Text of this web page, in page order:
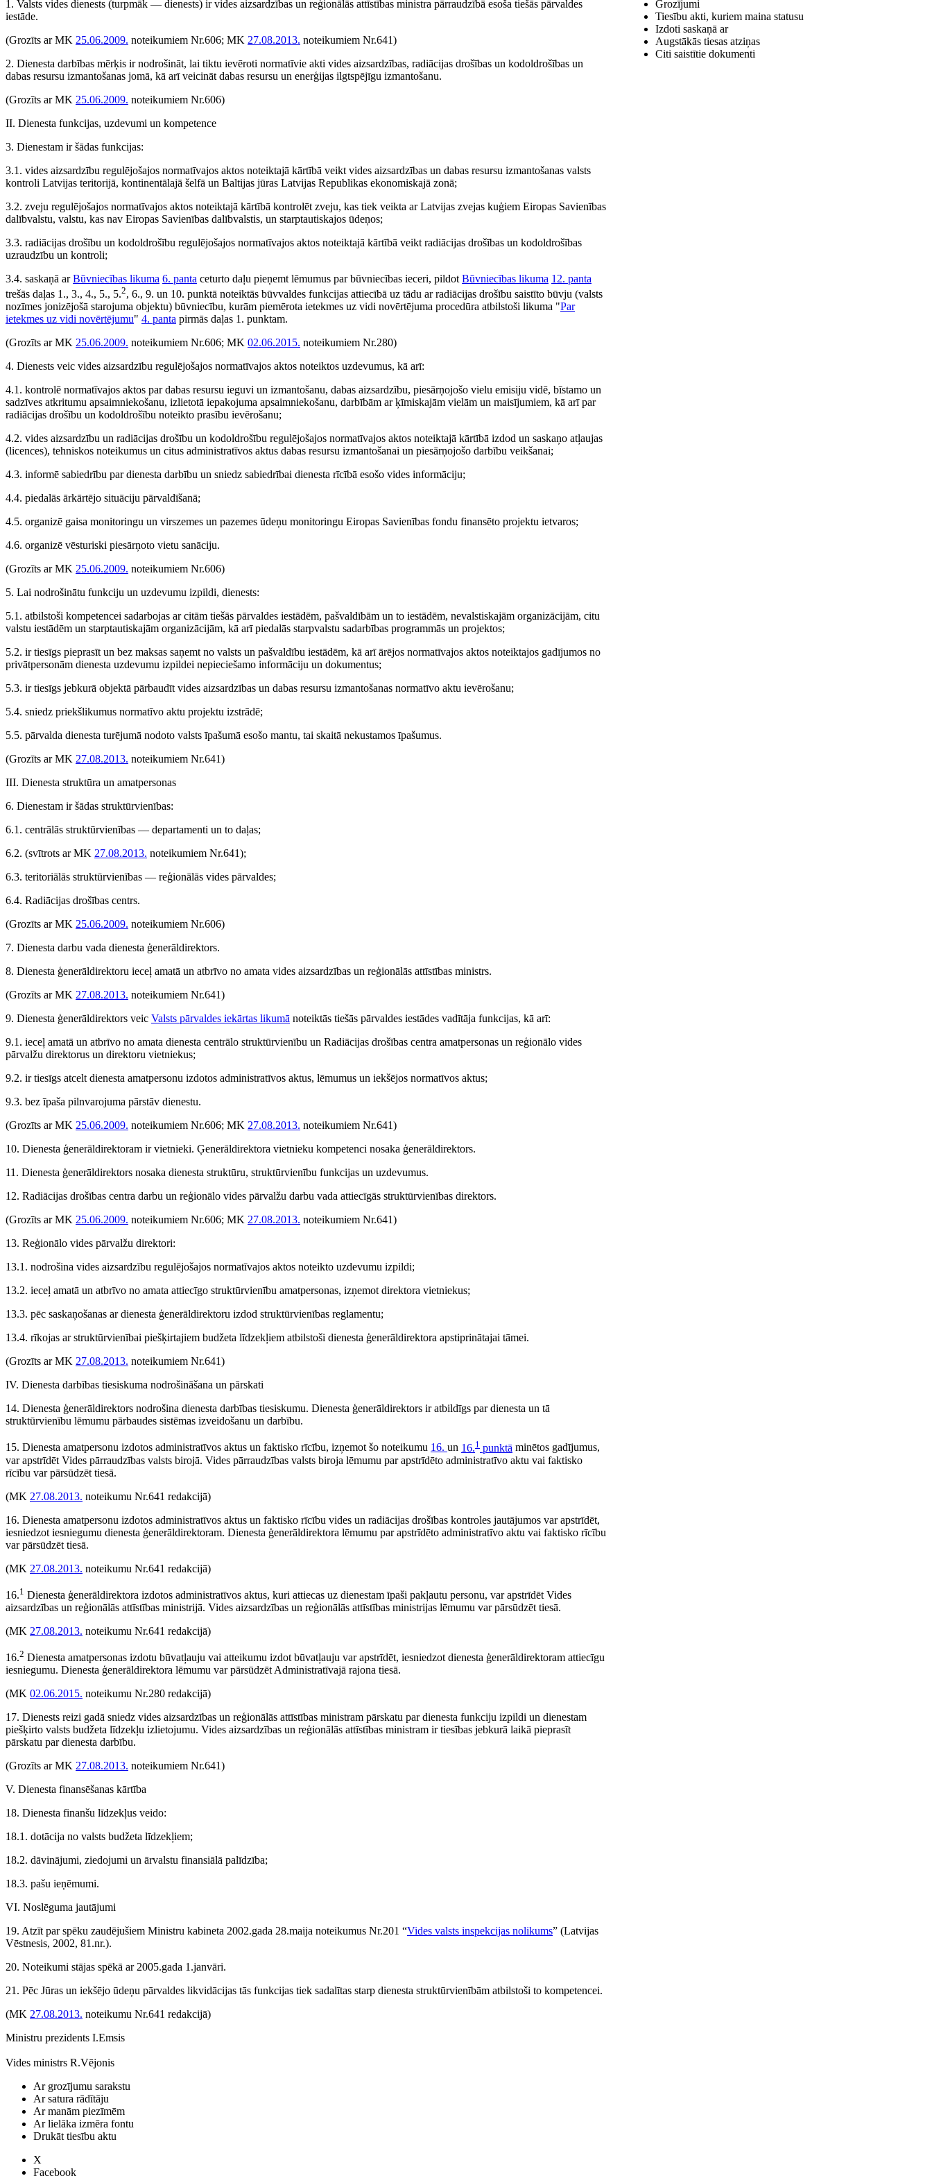
1. Valsts vides dienests (turpmāk — dienests) ir vides aizsardzības un reģionālās attīstības ministra pārraudzībā esoša tiešās pārvaldes
iestāde.
(Grozīts ar MK 25.06.2009. noteikumiem Nr.606; MK 27.08.2013. noteikumiem Nr.641)
2. Dienesta darbības mērķis ir nodrošināt, lai tiktu ievēroti normatīvie akti vides aizsardzības, radiācijas drošības un kodoldrošības un
dabas resursu izmantošanas jomā, kā arī veicināt dabas resursu un enerģijas ilgtspējīgu izmantošanu.
(Grozīts ar MK 25.06.2009. noteikumiem Nr.606)
II. Dienesta funkcijas, uzdevumi un kompetence
3. Dienestam ir šādas funkcijas:
3.1. vides aizsardzību regulējošajos normatīvajos aktos noteiktajā kārtībā veikt vides aizsardzības un dabas resursu izmantošanas valsts
kontroli Latvijas teritorijā, kontinentālajā šelfā un Baltijas jūras Latvijas Republikas ekonomiskajā zonā;
3.2. zveju regulējošajos normatīvajos aktos noteiktajā kārtībā kontrolēt zveju, kas tiek veikta ar Latvijas zvejas kuģiem Eiropas Savienības
dalībvalstu, valstu, kas nav Eiropas Savienības dalībvalstis, un starptautiskajos ūdeņos;
3.3. radiācijas drošību un kodoldrošību regulējošajos normatīvajos aktos noteiktajā kārtībā veikt radiācijas drošības un kodoldrošības
uzraudzību un kontroli;
3.4. saskaņā arBūvniecības likuma 6. panta ceturto daļu pieņemt lēmumus par būvniecības ieceri, pildot Būvniecības likuma 12. panta
trešās daļas 1., 3., 4., 5., 5.2, 6., 9. un 10. punktā noteiktās būvvaldes funkcijas attiecībā uz tādu ar radiācijas drošību saistīto būvju (valsts
nozīmes jonizējošā starojuma objektu) būvniecību, kurām piemērota ietekmes uz vidi novērtējuma procedūra atbilstoši likuma "Par
ietekmes uz vidi novērtējumu" 4. panta pirmās daļas 1. punktam.
(Grozīts ar MK 25.06.2009. noteikumiem Nr.606; MK 02.06.2015. noteikumiem Nr.280)
4. Dienests veic vides aizsardzību regulējošajos normatīvajos aktos noteiktos uzdevumus, kā arī:
4.1. kontrolē normatīvajos aktos par dabas resursu ieguvi un izmantošanu, dabas aizsardzību, piesārņojošo vielu emisiju vidē, bīstamo un
sadzīves atkritumu apsaimniekošanu, izlietotā iepakojuma apsaimniekošanu, darbībām ar ķīmiskajām vielām un maisījumiem, kā arī par
radiācijas drošību un kodoldrošību noteikto prasību ievērošanu;
4.2. vides aizsardzību un radiācijas drošību un kodoldrošību regulējošajos normatīvajos aktos noteiktajā kārtībā izdod un saskaņo atļaujas
(licences), tehniskos noteikumus un citus administratīvos aktus dabas resursu izmantošanai un piesārņojošo darbību veikšanai;
4.3. informē sabiedrību par dienesta darbību un sniedz sabiedrībai dienesta rīcībā esošo vides informāciju;
4.4. piedalās ārkārtējo situāciju pārvaldīšanā;
4.5. organizē gaisa monitoringu un virszemes un pazemes ūdeņu monitoringu Eiropas Savienības fondu finansēto projektu ietvaros;
4.6. organizē vēsturiski piesārņoto vietu sanāciju.
(Grozīts ar MK 25.06.2009. noteikumiem Nr.606)
5. Lai nodrošinātu funkciju un uzdevumu izpildi, dienests:
5.1. atbilstoši kompetencei sadarbojas ar citām tiešās pārvaldes iestādēm, pašvaldībām un to iestādēm, nevalstiskajām organizācijām, citu
valstu iestādēm un starptautiskajām organizācijām, kā arī piedalās starpvalstu sadarbības programmās un projektos;
5.2. ir tiesīgs pieprasīt un bez maksas saņemt no valsts un pašvaldību iestādēm, kā arī ārējos normatīvajos aktos noteiktajos gadījumos no
privātpersonām dienesta uzdevumu izpildei nepieciešamo informāciju un dokumentus;
5.3. ir tiesīgs jebkurā objektā pārbaudīt vides aizsardzības un dabas resursu izmantošanas normatīvo aktu ievērošanu;
5.4. sniedz priekšlikumus normatīvo aktu projektu izstrādē;
5.5. pārvalda dienesta turējumā nodoto valsts īpašumā esošo mantu, tai skaitā nekustamos īpašumus.
(Grozīts ar MK 27.08.2013. noteikumiem Nr.641)
III. Dienesta struktūra un amatpersonas
6. Dienestam ir šādas struktūrvienības:
6.1. centrālās struktūrvienības — departamenti un to daļas;
6.2. (svītrots ar MK 27.08.2013. noteikumiem Nr.641);
6.3. teritoriālās struktūrvienības — reģionālās vides pārvaldes;
6.4. Radiācijas drošības centrs.
(Grozīts ar MK 25.06.2009. noteikumiem Nr.606)
7. Dienesta darbu vada dienesta ģenerāldirektors.
8. Dienesta ģenerāldirektoru ieceļ amatā un atbrīvo no amata vides aizsardzības un reģionālās attīstības ministrs.
(Grozīts ar MK 27.08.2013. noteikumiem Nr.641)
9. Dienesta ģenerāldirektors veic Valsts pārvaldes iekārtas likumā noteiktās tiešās pārvaldes iestādes vadītāja funkcijas, kā arī:
9.1. ieceļ amatā un atbrīvo no amata dienesta centrālo struktūrvienību un Radiācijas drošības centra amatpersonas un reģionālo vides
pārvalžu direktorus un direktoru vietniekus;
9.2. ir tiesīgs atcelt dienesta amatpersonu izdotos administratīvos aktus, lēmumus un iekšējos normatīvos aktus;
9.3. bez īpaša pilnvarojuma pārstāv dienestu.
(Grozīts ar MK 25.06.2009. noteikumiem Nr.606; MK 27.08.2013. noteikumiem Nr.641)
10. Dienesta ģenerāldirektoram ir vietnieki. Ģenerāldirektora vietnieku kompetenci nosaka ģenerāldirektors.
11. Dienesta ģenerāldirektors nosaka dienesta struktūru, struktūrvienību funkcijas un uzdevumus.
12. Radiācijas drošības centra darbu un reģionālo vides pārvalžu darbu vada attiecīgās struktūrvienības direktors.
(Grozīts ar MK 25.06.2009. noteikumiem Nr.606; MK 27.08.2013. noteikumiem Nr.641)
13. Reģionālo vides pārvalžu direktori:
13.1. nodrošina vides aizsardzību regulējošajos normatīvajos aktos noteikto uzdevumu izpildi;
13.2. ieceļ amatā un atbrīvo no amata attiecīgo struktūrvienību amatpersonas, izņemot direktora vietniekus;
13.3. pēc saskaņošanas ar dienesta ģenerāldirektoru izdod struktūrvienības reglamentu;
13.4. rīkojas ar struktūrvienībai piešķirtajiem budžeta līdzekļiem atbilstoši dienesta ģenerāldirektora apstiprinātajai tāmei.
(Grozīts ar MK 27.08.2013. noteikumiem Nr.641)
IV. Dienesta darbības tiesiskuma nodrošināšana un pārskati
14. Dienesta ģenerāldirektors nodrošina dienesta darbības tiesiskumu. Dienesta ģenerāldirektors ir atbildīgs par dienesta un tā
struktūrvienību lēmumu pārbaudes sistēmas izveidošanu un darbību.
15. Dienesta amatpersonu izdotos administratīvos aktus un faktisko rīcību, izņemot šo noteikumu 16. un 16.1 punktā minētos gadījumus,
var apstrīdēt Vides pārraudzības valsts birojā. Vides pārraudzības valsts biroja lēmumu par apstrīdēto administratīvo aktu vai faktisko
rīcību var pārsūdzēt tiesā.
(MK 27.08.2013. noteikumu Nr.641 redakcijā)
16. Dienesta amatpersonu izdotos administratīvos aktus un faktisko rīcību vides un radiācijas drošības kontroles jautājumos var apstrīdēt,
iesniedzot iesniegumu dienesta ģenerāldirektoram. Dienesta ģenerāldirektora lēmumu par apstrīdēto administratīvo aktu vai faktisko rīcību
var pārsūdzēt tiesā.
(MK 27.08.2013. noteikumu Nr.641 redakcijā)
16.1 Dienesta ģenerāldirektora izdotos administratīvos aktus, kuri attiecas uz dienestam īpaši pakļautu personu, var apstrīdēt Vides
aizsardzības un reģionālās attīstības ministrijā. Vides aizsardzības un reģionālās attīstības ministrijas lēmumu var pārsūdzēt tiesā.
(MK 27.08.2013. noteikumu Nr.641 redakcijā)
16.2 Dienesta amatpersonas izdotu būvatļauju vai atteikumu izdot būvatļauju var apstrīdēt, iesniedzot dienesta ģenerāldirektoram attiecīgu
iesniegumu. Dienesta ģenerāldirektora lēmumu var pārsūdzēt Administratīvajā rajona tiesā.
(MK 02.06.2015. noteikumu Nr.280 redakcijā)
17. Dienests reizi gadā sniedz vides aizsardzības un reģionālās attīstības ministram pārskatu par dienesta funkciju izpildi un dienestam
piešķirto valsts budžeta līdzekļu izlietojumu. Vides aizsardzības un reģionālās attīstības ministram ir tiesības jebkurā laikā pieprasīt
pārskatu par dienesta darbību.
(Grozīts ar MK 27.08.2013. noteikumiem Nr.641)
V. Dienesta finansēšanas kārtība
18. Dienesta finanšu līdzekļus veido:
18.1. dotācija no valsts budžeta līdzekļiem;
18.2. dāvinājumi, ziedojumi un ārvalstu finansiālā palīdzība;
18.3. pašu ieņēmumi.
VI. Noslēguma jautājumi
19. Atzīt par spēku zaudējušiem Ministru kabineta 2002.gada 28.maija noteikumus Nr.201 “Vides valsts inspekcijas nolikums” (Latvijas
Vēstnesis, 2002, 81.nr.).
20. Noteikumi stājas spēkā ar 2005.gada 1.janvāri.
21. Pēc Jūras un iekšējo ūdeņu pārvaldes likvidācijas tās funkcijas tiek sadalītas starp dienesta struktūrvienībām atbilstoši to kompetencei.
(MK 27.08.2013. noteikumu Nr.641 redakcijā)
Ministru prezidents I.Emsis
Vides ministrs R.Vējonis
Grozījumi
Tiesību akti, kuriem maina statusu
Izdoti saskaņā ar
Augstākās tiesas atziņas
Citi saistītie dokumenti
Ar grozījumu sarakstu
Ar satura rādītāju
Ar manām piezīmēm
Ar lielāka izmēra fontu
Drukāt tiesību aktu
X
Facebook